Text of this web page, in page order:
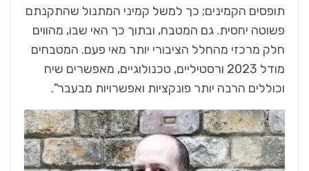
תופסים הקמינים; כך למשל קמיני המתנול שהתקנתם
פשוטה יחסית. גם המטבח, ובתוך כך האי שבו, מהווים
חלק מרכזי מהחלל הציבורי יותר מאי פעם. המטבחים
מודל 2023 ורסטיליים, טכנולוגיים, מאפשרים שיח
וכוללים הרבה יותר פונקציות ואפשרויות מבעבר".